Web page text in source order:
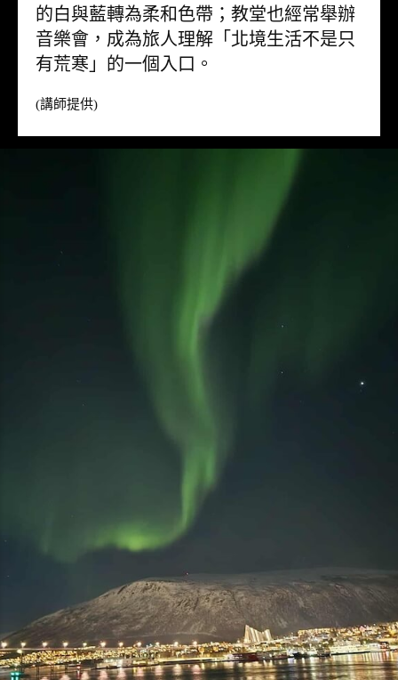
的白與藍轉為柔和色帶；教堂也經常舉辦
音樂會，成為旅人理解「北境生活不是只
有荒寒」的一個入口。
(講師提供)